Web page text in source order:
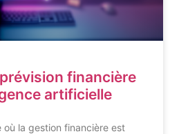
financière
artificielle
où la gestion financière est